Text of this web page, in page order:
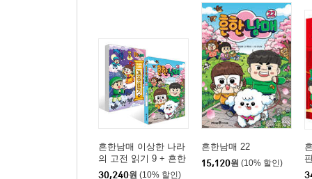
흔한남매 이상한 나라
의 고전 읽기 9 + 흔한
남매 22 세트
30,240원 (10% 할인)
흔한남매 22
15,120원 (10% 할인)